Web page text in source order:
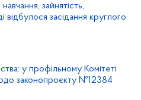
зайнятість,
засідання круглого
у профільному Комітеті
законопроєкту №12384